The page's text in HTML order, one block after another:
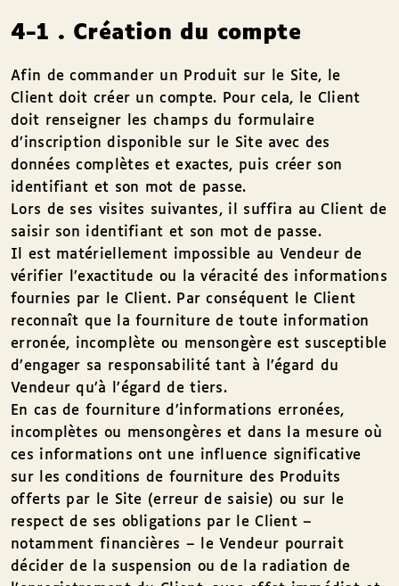
4-1 . Création du compte
Afin de commander un Produit sur le Site, le
Client doit créer un compte. Pour cela, le Client
doit renseigner les champs du formulaire
d’inscription disponible sur le Site avec des
données complètes et exactes, puis créer son
identifiant et son mot de passe.
Lors de ses visites suivantes, il suffira au Client de
saisir son identifiant et son mot de passe.
Il est matériellement impossible au Vendeur de
vérifier l’exactitude ou la véracité des informations
fournies par le Client. Par conséquent le Client
reconnaît que la fourniture de toute information
erronée, incomplète ou mensongère est susceptible
d’engager sa responsabilité tant à l’égard du
Vendeur qu’à l’égard de tiers.
En cas de fourniture d’informations erronées,
incomplètes ou mensongères et dans la mesure où
ces informations ont une influence significative
sur les conditions de fourniture des Produits
offerts par le Site (erreur de saisie) ou sur le
respect de ses obligations par le Client –
notamment financières – le Vendeur pourrait
décider de la suspension ou de la radiation de